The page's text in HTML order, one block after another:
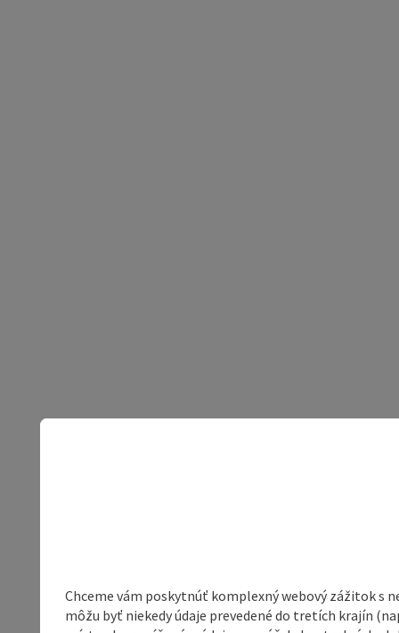
Chceme vám poskytnúť komplexný webový zážitok s
môžu byť niekedy údaje prevedené do tretích krajín